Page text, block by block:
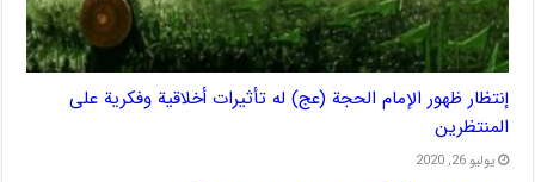
إنتظار ظهور الإمام الحجة (عج) له تأثیرات أخلاقیة وفکریة علی
المنتظرین
يوليو 26, 2020